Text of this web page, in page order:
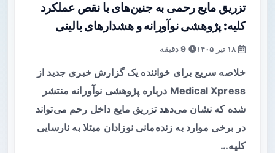
تزریق مایع رحمی به جنین‌های با نقص عملکرد
کلیه: پژوهشی نوآورانه و هشدارهای بالینی
خلاصه سریع برای خواننده یک گزارش خبری جدید از
Medical Xpress درباره پژوهشی نوآورانه منتشر
شده که نشان می‌دهد تزریق مایع داخل رحم می‌تواند
در برخی موارد به زنده‌مانی نوزادان مبتلا به نارسایی
کلیه…